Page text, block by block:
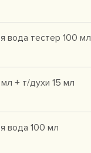
вода тестер 100 мл
+ т/духи 15 мл
вода 100 мл